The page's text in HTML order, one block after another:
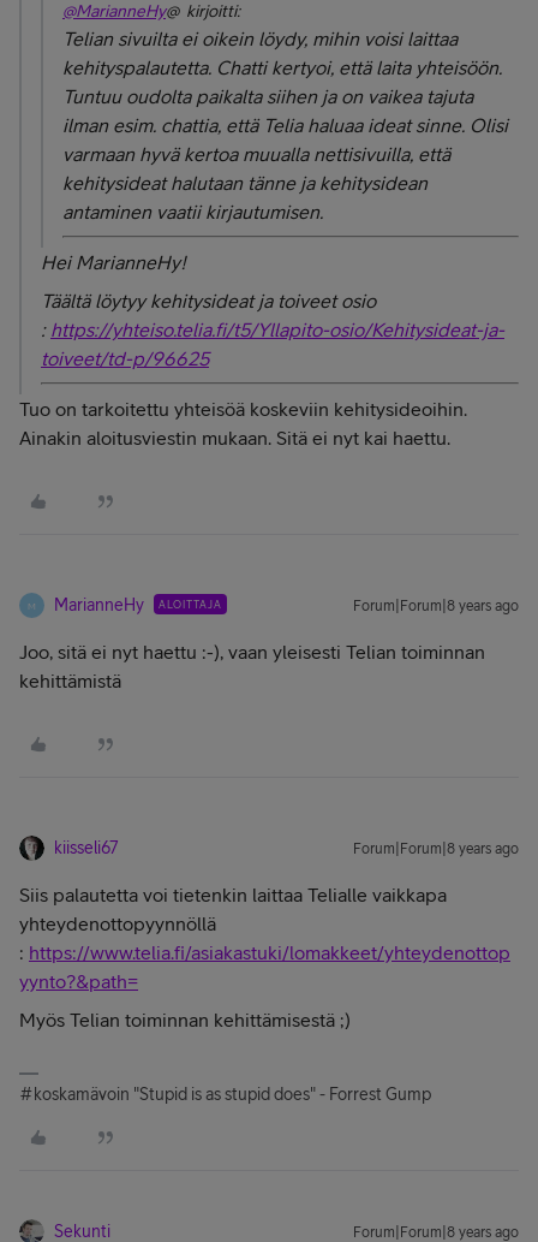
@MarianneHy@ kirjoitti:
Telian sivuilta ei oikein löydy, mihin voisi laittaa
kehityspalautetta. Chatti kertyoi, että laita yhteisöön.
Tuntuu oudolta paikalta siihen ja on vaikea tajuta
ilman esim. chattia, että Telia haluaa ideat sinne. Olisi
varmaan hyvä kertoa muualla nettisivuilla, että
kehitysideat halutaan tänne ja kehitysidean
antaminen vaatii kirjautumisen.
Hei MarianneHy!
Täältä löytyy kehitysideat ja toiveet osio
: https://yhteiso.telia.fi/t5/Yllapito-osio/Kehitysideat-ja-
toiveet/td-p/96625
Tuo on tarkoitettu yhteisöä koskeviin kehitysideoihin.
Ainakin aloitusviestin mukaan. Sitä ei nyt kai haettu.
M MarianneHy ALOITTAJA Forum|Forum|8 years ago
Joo, sitä ei nyt haettu :-), vaan yleisesti Telian toiminnan
kehittämistä
kiisseli67 Forum|Forum|8 years ago
Siis palautetta voi tietenkin laittaa Telialle vaikkapa
yhteydenottopyynnöllä
: https://www.telia.fi/asiakastuki/lomakkeet/yhteydenottop
yynto?&path=
Myös Telian toiminnan kehittämisestä ;)
#koskamävoin "Stupid is as stupid does" - Forrest Gump
Sekunti Forum|Forum|8 years ago